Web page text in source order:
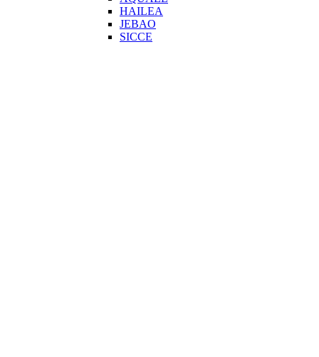
HAILEA
JEBAO
SICCE